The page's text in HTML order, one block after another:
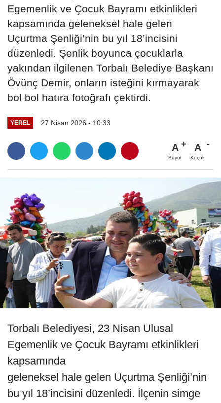
Egemenlik ve Çocuk Bayramı etkinlikleri
kapsamında geleneksel hale gelen
Uçurtma Şenliği’nin bu yıl 18’incisini
düzenledi. Şenlik boyunca çocuklarla
yakından ilgilenen Torbalı Belediye Başkanı
Övünç Demir, onların isteğini kırmayarak
bol bol hatıra fotoğrafı çektirdi.
YEREL 27 Nisan 2026 - 10:33
A
Büyüt
A
Küçült
Torbalı Belediyesi, 23 Nisan Ulusal
Egemenlik ve Çocuk Bayramı etkinlikleri
kapsamında
geleneksel hale gelen Uçurtma Şenliği’nin
bu yıl 18’incisini düzenledi. İlçenin simge